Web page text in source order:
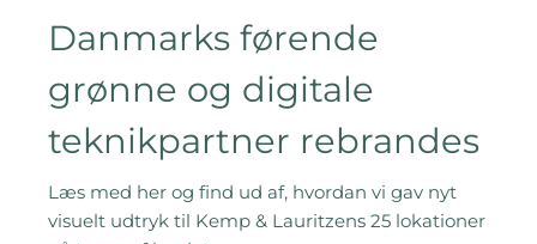
Danmarks førende
grønne og digitale
teknikpartner rebrandes
Læs med her og find ud af, hvordan vi gav nyt
visuelt udtryk til Kemp & Lauritzens 25 lokationer